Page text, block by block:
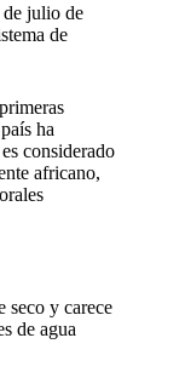
de julio de
de
ha
considerado
africano,
seco y carece
de agua